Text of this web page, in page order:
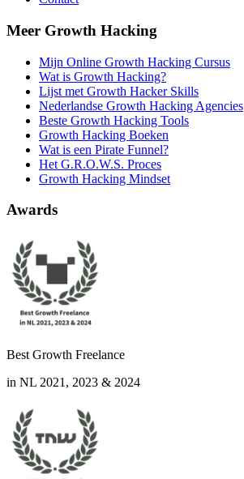
Meer Growth Hacking
Mijn Online Growth Hacking Cursus
Wat is Growth Hacking?
Lijst met Growth Hacker Skills
Nederlandse Growth Hacking Agencies
Beste Growth Hacking Tools
Growth Hacking Boeken
Wat is een Pirate Funnel?
Het G.R.O.W.S. Proces
Growth Hacking Mindset
Awards
Best Growth Freelance
in NL 2021, 2023 & 2024